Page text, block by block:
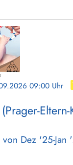
09:00 Uhr
Dez '25-Jan